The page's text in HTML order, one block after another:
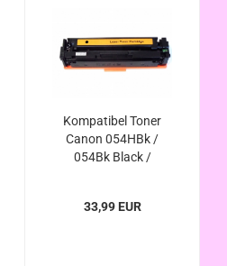
Kompatibel Toner
Canon 054HBk /
054Bk Black /
33,99 EUR